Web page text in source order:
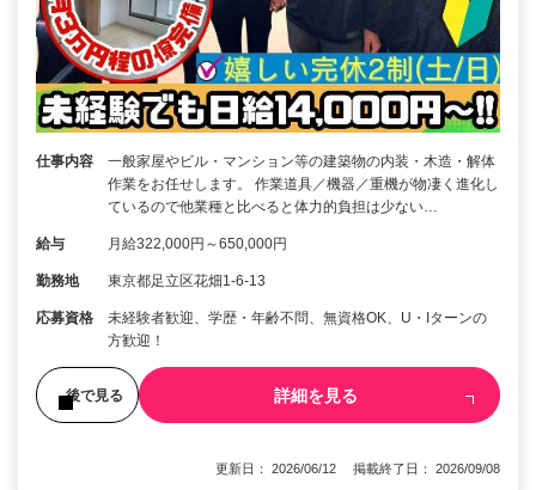
仕事内容
一般家屋やビル・マンション等の建築物の内装・木造・解体
作業をお任せします。 作業道具／機器／重機が物凄く進化し
ているので他業種と比べると体力的負担は少ない…
給与 月給322,000円～650,000円
勤務地 東京都足立区花畑1-6-13
応募資格
未経験者歓迎、学歴・年齢不問、無資格OK、U・Iターンの
方歓迎！
後で見る 詳細を見る
更新日： 2026/06/12 掲載終了日： 2026/09/08